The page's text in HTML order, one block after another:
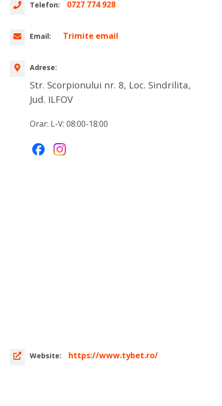
Telefon: 0727 774 928
Email: Trimite email
Adrese:
Str. Scorpionului nr. 8, Loc. Sindrilita,
Jud. ILFOV
Orar: L-V: 08:00-18:00
Website: https://www.tybet.ro/